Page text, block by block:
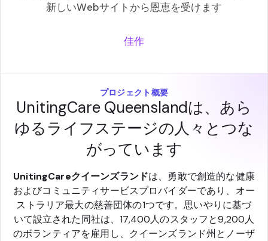
新しいWebサイトから恩恵を受けます
佳作
プロジェクト概要
UnitingCare Queenslandは、あら
ゆるライフステージの人々とつな
がっています
UnitingCareクイーンズランドは、勇敢で創造的な健康
およびコミュニティサービスプロバイダーであり、オー
ストラリア最大の慈善団体の1つです。思いやりに基づ
いて設立された同社は、17,400人のスタッフと9,200人
のボランティアを雇用し、クイーンズランド州とノーザ